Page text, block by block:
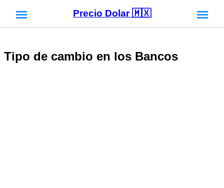
Precio Dolar 🇲🇽
Tipo de cambio en los Bancos